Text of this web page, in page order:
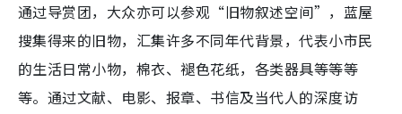
通过导赏团，大众亦可以参观“旧物叙述空间”，蓝屋
搜集得来的旧物，汇集许多不同年代背景，代表小市民
的生活日常小物，棉衣、褪色花纸，各类器具等等等
等。通过文献、电影、报章、书信及当代人的深度访